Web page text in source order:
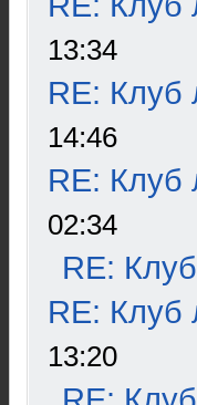
13:34
RE: Клуб
14:46
RE: Клуб
02:34
RE:
RE: Клуб
13:20